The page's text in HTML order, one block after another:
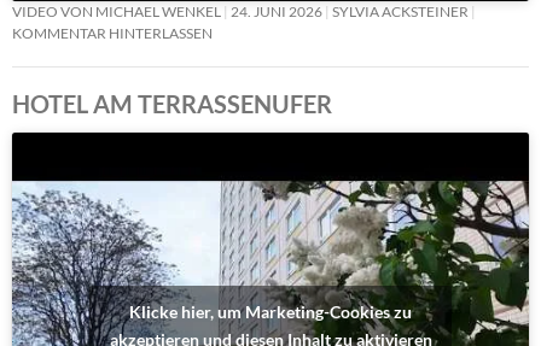
VIDEO VON MICHAEL WENKEL 24. JUNI 2026 SYLVIA ACKSTEINER
KOMMENTAR HINTERLASSEN
HOTEL AM TERRASSENUFER
Klicke hier, um Marketing-Cookies zu
akzeptieren und diesen Inhalt zu aktivieren